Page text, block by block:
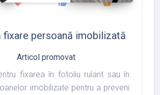
favorite thumb_up shopping_basket
fixare persoană imobilizată
Articol promovat
fixarea în fotoliu rulant sau în
imobilizate pentru a preveni